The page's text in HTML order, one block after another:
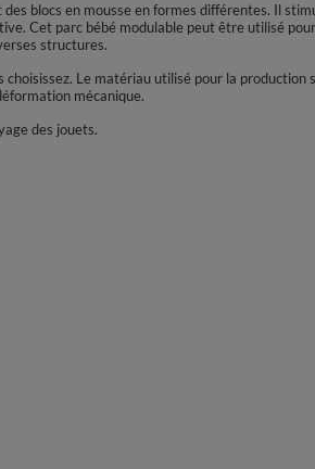
blocs en mousse en formes différentes. Il
Cet parc bébé modulable peut être utilisé
structures.
Le matériau utilisé pour la production
mécanique.
des jouets.